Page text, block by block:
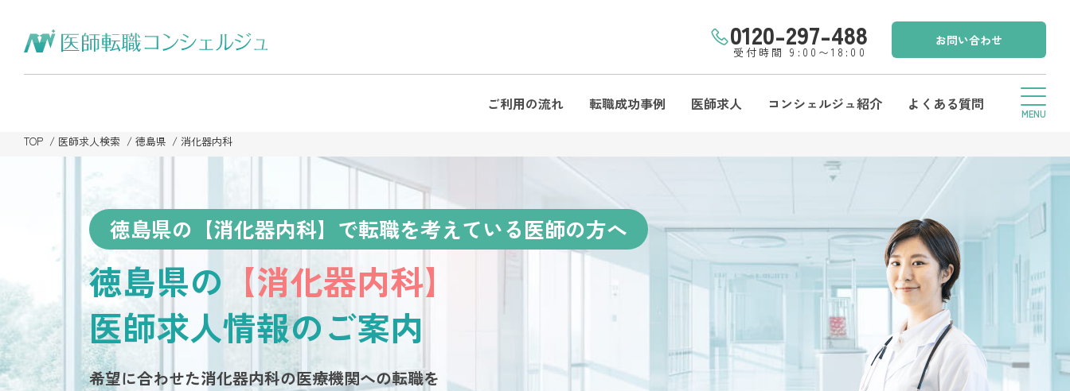
0120-297-488
受付時間 9:00〜18:00
お問い合わせ
ご利用の流れ 転職成功事例 医師求人 コンシェルジュ紹介 よくある質問
TOP 医師求人検索 徳島県 消化器内科
徳島県の【消化器内科】で転職を考えている医師の方へ
徳島県の 【消化器内科】
医師求人情報のご案内
希望に合わせた消化器内科の医療機関への転職を